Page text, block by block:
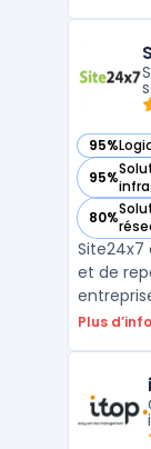
racines
95%
— voir
95%
— voir
80%
— voir
et de
Plus